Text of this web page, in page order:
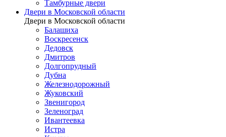
Тамбурные двери
Двери в Московской области
Двери в Московской области
Балашиха
Воскресенск
Дедовск
Дмитров
Долгопрудный
Дубна
Железнодорожный
Жуковский
Звенигород
Зеленоград
Ивантеевка
Истра